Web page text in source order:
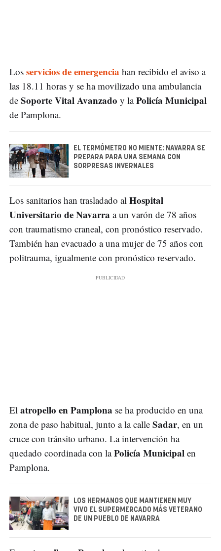
Los servicios de emergencia han recibido el aviso a
las 18.11 horas y se ha movilizado una ambulancia
de Soporte Vital Avanzado y laPolicía Municipal
de Pamplona.
EL TERMÓMETRO NO MIENTE: NAVARRA SE
PREPARA PARA UNA SEMANA CON
SORPRESAS INVERNALES
Los sanitarios han trasladado al Hospital
Universitario de Navarra a un varón de 78 años
con traumatismo craneal, con pronóstico reservado.
También han evacuado a una mujer de 75 años con
politrauma, igualmente con pronóstico reservado.
El atropello en Pamplona se ha producido en una
zona de paso habitual, junto a la calle Sadar, en un
cruce con tránsito urbano. La intervención ha
quedado coordinada con laPolicía Municipal en
Pamplona.
LOS HERMANOS QUE MANTIENEN MUY
VIVO EL SUPERMERCADO MÁS VETERANO
DE UN PUEBLO DE NAVARRA